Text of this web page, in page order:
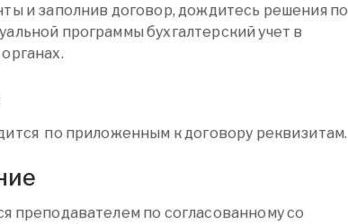
и заполнив договор, дождитесь решения по
программы бухгалтерский учет в
по приложенным к договору реквизитам.
преподавателем по согласованному со